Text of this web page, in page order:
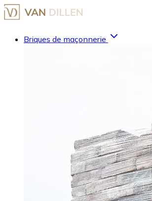
Briques de maçonnerie